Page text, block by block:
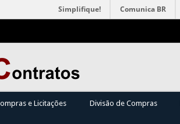
Simplifique! Comunica BR
e Licitações Divisão de Compras